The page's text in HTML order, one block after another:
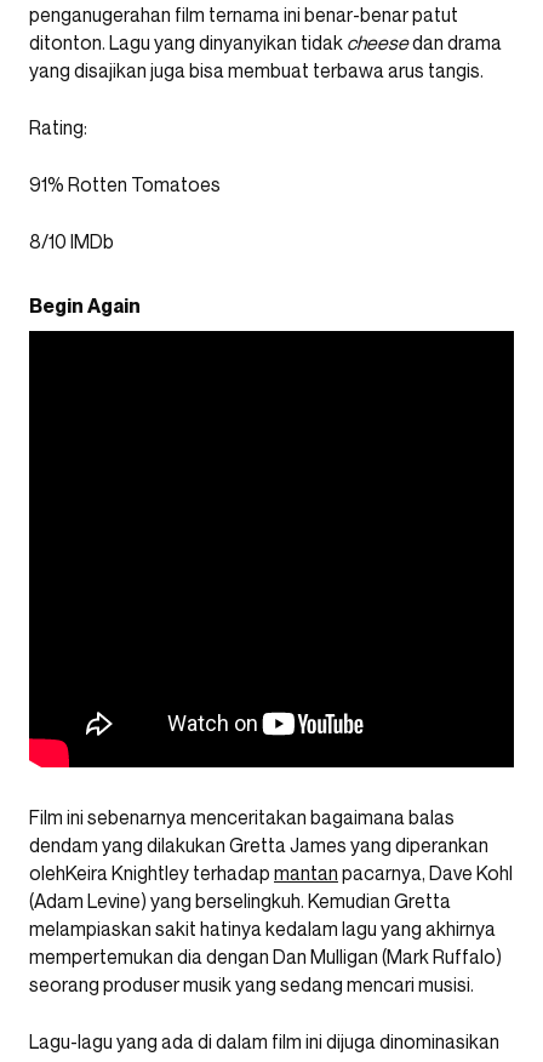
penganugerahan film ternama ini benar-benar patut
ditonton. Lagu yang dinyanyikan tidak cheesedan drama
yang disajikan juga bisa membuat terbawa arus tangis.
Rating:
91% Rotten Tomatoes
8/10 IMDb
Begin Again
Film ini sebenarnya menceritakan bagaimana balas
dendam yang dilakukan Gretta James yang diperankan
olehKeira Knightley terhadap mantan pacarnya, Dave Kohl
(Adam Levine) yang berselingkuh. Kemudian Gretta
melampiaskan sakit hatinya kedalam lagu yang akhirnya
mempertemukan dia dengan Dan Mulligan (Mark Ruffalo)
seorang produser musik yang sedang mencari musisi.
Lagu-lagu yang ada di dalam film ini dijuga dinominasikan